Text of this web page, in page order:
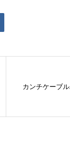
カンチケーブ